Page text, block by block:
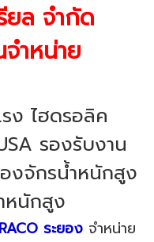
ยล จำกัด
ำหน่าย
ง ไฮดรอลิค
รองรับงาน
งจักรน้ำหนักสูง
หนักสูง
ระยอง จำหน่าย